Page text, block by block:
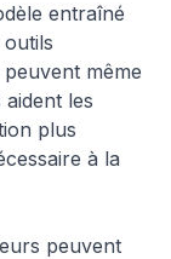
entraîné
même
les
plus
à la
peuvent